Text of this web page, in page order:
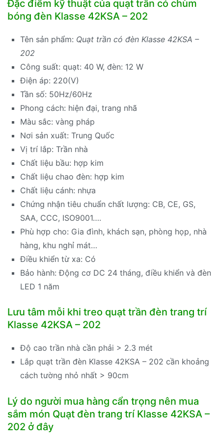
Đặc điểm kỹ thuật của quạt trần có chùm
bóng đèn Klasse 42KSA – 202
Tên sản phẩm: Quạt trần có đèn Klasse 42KSA –
202
Công suất: quạt: 40 W, đèn: 12 W
Điện áp: 220(V)
Tần số: 50Hz/60Hz
Phong cách: hiện đại, trang nhã
Màu sắc: vàng pháp
Nơi sản xuất: Trung Quốc
Vị trí lắp: Trần nhà
Chất liệu bầu: hợp kim
Chất liệu chao đèn: hợp kim
Chất liệu cánh: nhựa
Chứng nhận tiêu chuẩn chất lượng: CB, CE, GS,
SAA, CCC, ISO9001….
Phù hợp cho: Gia đình, khách sạn, phòng họp, nhà
hàng, khu nghỉ mát…
Điều khiển từ xa: Có
Bảo hành: Động cơ DC 24 tháng, điều khiển và đèn
LED 1 năm
Lưu tâm mỗi khi treo quạt trần đèn trang trí
Klasse 42KSA – 202
Độ cao trần nhà cần phải > 2.3 mét
Lắp quạt trần đèn Klasse 42KSA – 202 cần khoảng
cách tường nhỏ nhất > 90cm
Lý do người mua hàng cẩn trọng nên mua
sắm món Quạt đèn trang trí Klasse 42KSA –
202 ở đây